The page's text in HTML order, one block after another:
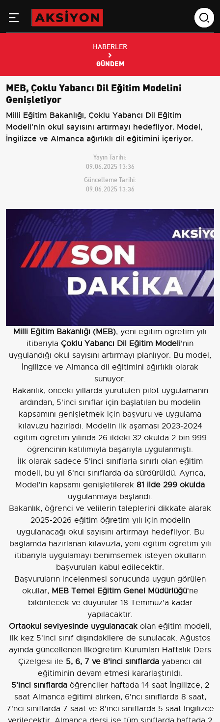
HABERLER
GÜNDEM
MEB, Çoklu Yabancı Dil Eğitim Modelini
Genişletiyor
Milli Eğitim Bakanlığı, Çoklu Yabancı Dil Eğitim
Modeli'nin okul sayısını artırmayı hedefliyor. Model,
İngilizce ve Almanca ağırlıklı dil eğitimini içeriyor.
Yayın Tarihi:
09.06.2025 13:36
Güncelleme Tarihi:
09.06.2025 13:36
Milli Eğitim Bakanlığı (MEB), yeni eğitim öğretim yılı
itibarıyla Çoklu Yabancı Dil Eğitim Modeli'nin
uygulandığı okul sayısını artırmayı planlıyor. Bu model,
İngilizce ve Almanca dil eğitimini ağırlıklı olarak
sunuyor.
Bakanlık, önceki yıllarda yürütülen pilot uygulamanın
ardından, 5'inci sınıflar için başlatılan bu modelin
kapsamını genişletmek için başvuru ve uygulama
kılavuzu hazırladı. Modelin ilk aşaması 2023-2024
eğitim öğretim yılında 26 ildeki 32 okulda 2 bin 999
öğrencinin katılımıyla başarıyla uygulanmıştı.
İlk olarak sadece 5'inci sınıflarla sınırlı olan eğitim
modeli, bu yıl 6'ncı sınıflarda da sürdürüldü. Ayrıca,
Model'in kapsamı genişletilerek 81 ilde 299 okulda
uygulanmaya başlandı.
Bakanlık, öğrenci ve velilerin taleplerini dikkate alarak
2025-2026 eğitim öğretim yılı için modelin
uygulanacağı okul sayısını artırmayı hedefliyor. Bu
bağlamda hazırlanan kılavuzla, yeni eğitim öğretim yılı
itibarıyla uygulamayı benimsemek isteyen okulların
başvuruları kabul edilecektir.
Başvuruların incelenmesi sonucunda uygun görülen
okullar, MEB Temel Eğitim Genel Müdürlüğü'ne
bildirilecek ve duyurular 18 Temmuz'a kadar
yapılacaktır.
Ortaokul seviyesinde uygulanacakolan eğitim modeli,
ilk kez 5'inci sınıf dışındakilere de sunulacak. Ağustos
ayında güncellenen İlköğretim Kurumları Haftalık Ders
Çizelgesi ile 5, 6, 7 ve 8'inci sınıflarda yabancı dil
eğitiminin devam etmesi kararlaştırıldı.
5'inci sınıflardaöğrenciler haftada 14 saat İngilizce, 2
saat Almanca eğitimi alırken, 6'ncı sınıflarda 8 saat,
7'nci sınıflarda 7 saat ve 8'inci sınıflarda 5 saat İngilizce